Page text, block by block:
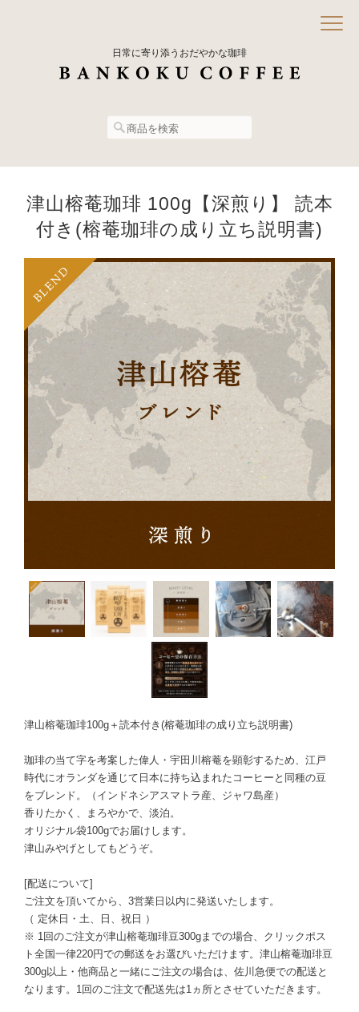
日常に寄り添うおだやかな珈琲
津山榕菴珈琲 100g【深煎り】 読本
付き(榕菴珈琲の成り立ち説明書)
津山榕菴珈琲100g＋読本付き(榕菴珈琲の成り立ち説明書)
珈琲の当て字を考案した偉人・宇田川榕菴を顕彰するため、江戸
時代にオランダを通じて日本に持ち込まれたコーヒーと同種の豆
をブレンド。（インドネシアスマトラ産、ジャワ島産）
香りたかく、まろやかで、淡泊。
オリジナル袋100gでお届けします。
津山みやげとしてもどうぞ。
[配送について]
ご注文を頂いてから、3営業日以内に発送いたします。
（ 定休日・土、日、祝日 ）
※ 1回のご注文が津山榕菴珈琲豆300gまでの場合、クリックポス
ト全国一律220円での郵送をお選びいただけます。津山榕菴珈琲豆
300g以上・他商品と一緒にご注文の場合は、佐川急便での配送と
なります。1回のご注文で配送先は1ヵ所とさせていただきます。